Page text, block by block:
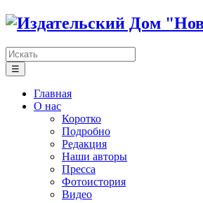
☰
Главная
О нас
Коротко
Подробно
Редакция
Наши авторы
Пресса
Фотоистория
Видео